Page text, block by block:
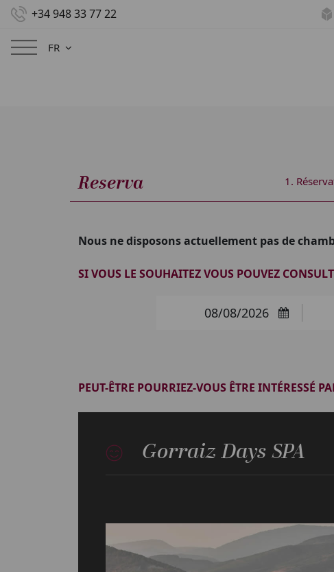
+34 948 33 77 22
Menu
FR
Reserva 1.
Nous ne disposons actuellement pas de
SI VOUS LE SOUHAITEZ VOUS POUVEZ
ARRIVÉE
PEUT-ÊTRE POURRIEZ-VOUS ÊTRE INTÉRESSÉ
Gorraiz Days SPA